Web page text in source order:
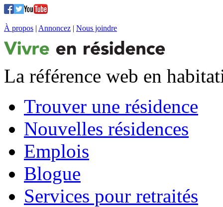
À propos | Annoncez | Nous joindre
La référence web en
Trouver une résidence
Nouvelles résidences
Emplois
Blogue
Services pour retraités